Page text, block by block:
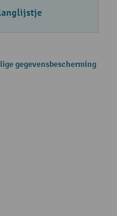
gegevensbescherming